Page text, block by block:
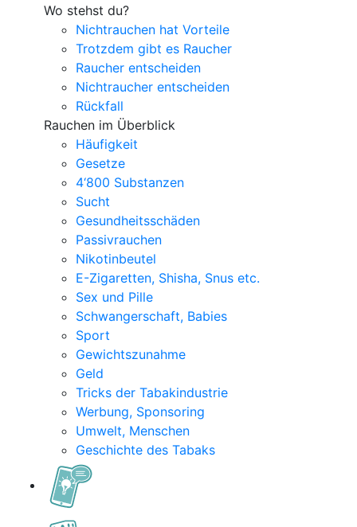
Wo stehst du?
Nichtrauchen hat Vorteile
Trotzdem gibt es Raucher
Raucher entscheiden
Nichtraucher entscheiden
Rückfall
Rauchen im Überblick
Häufigkeit
Gesetze
4‘800 Substanzen
Sucht
Gesundheitsschäden
Passivrauchen
Nikotinbeutel
E-Zigaretten, Shisha, Snus etc.
Sex und Pille
Schwangerschaft, Babies
Sport
Gewichtszunahme
Geld
Tricks der Tabakindustrie
Werbung, Sponsoring
Umwelt, Menschen
Geschichte des Tabaks